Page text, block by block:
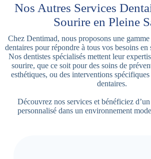
Nos Autres Services
Sourire en Pleine
Chez Dentimad, nous proposons une
dentaires pour répondre à tous vos besoins en
Nos dentistes spécialisés mettent leur
sourire, que ce soit pour des soins de
esthétiques, ou des interventions
dentaires.
Découvrez nos services et bénéficiez
personnalisé dans un environnement